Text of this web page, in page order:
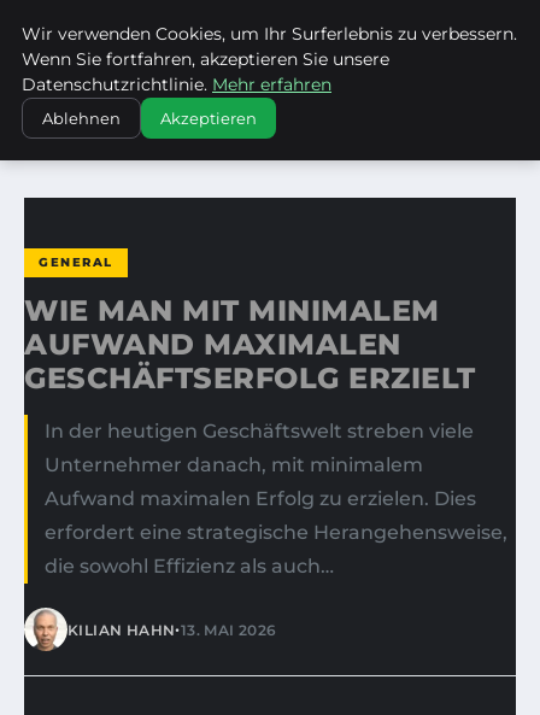
LIEBRECHTS PORTFOLIO
STARTSEITE
GENERAL
WIE MAN MIT MINIMALEM AUFWAND MAXIMALEN…
GENERAL
WIE MAN MIT MINIMALEM
AUFWAND MAXIMALEN
GESCHÄFTSERFOLG ERZIELT
In der heutigen Geschäftswelt streben viele
Unternehmer danach, mit minimalem
Aufwand maximalen Erfolg zu erzielen. Dies
erfordert eine strategische Herangehensweise,
die sowohl Effizienz als auch…
KILIAN HAHN•13. MAI 2026
Wir verwenden Cookies, um Ihr Surferlebnis zu verbessern.
Wenn Sie fortfahren, akzeptieren Sie unsere
Datenschutzrichtlinie. Mehr erfahren
Ablehnen Akzeptieren